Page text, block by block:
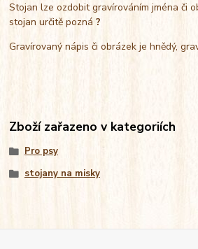
Stojan lze ozdobit gravírováním jména či
stojan určitě pozná?
Gravírovaný nápis či obrázek je hnědý,
Zboží zařazeno v kategoriích
Pro psy
stojany na misky